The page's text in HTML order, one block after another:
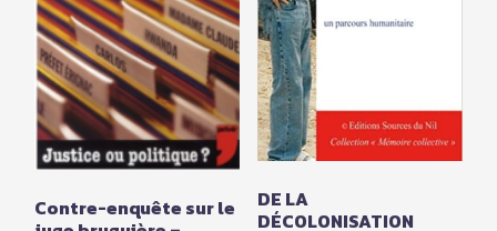
Contre-enquête sur le
DE LA
DÉCOLONISATION